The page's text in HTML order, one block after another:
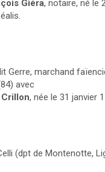
Giéra, notaire, né le
Gerre, marchand
avec
, née le 31 janvier
(dpt de Montenotte,